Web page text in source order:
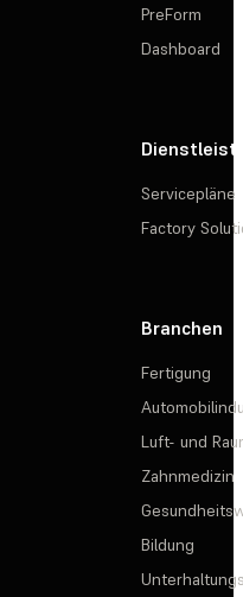
PreForm
Dashboard
Servicepläne
Factory
Branchen
Fertigung
Luft- und
Zahnmedizin
Bildung